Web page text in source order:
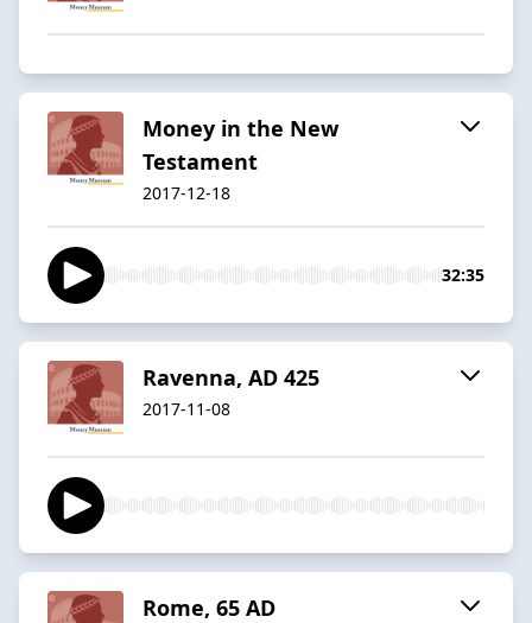
Money in the New
Testament
2017-12-18
32:35
Ravenna, AD 425
2017-11-08
Rome, 65 AD